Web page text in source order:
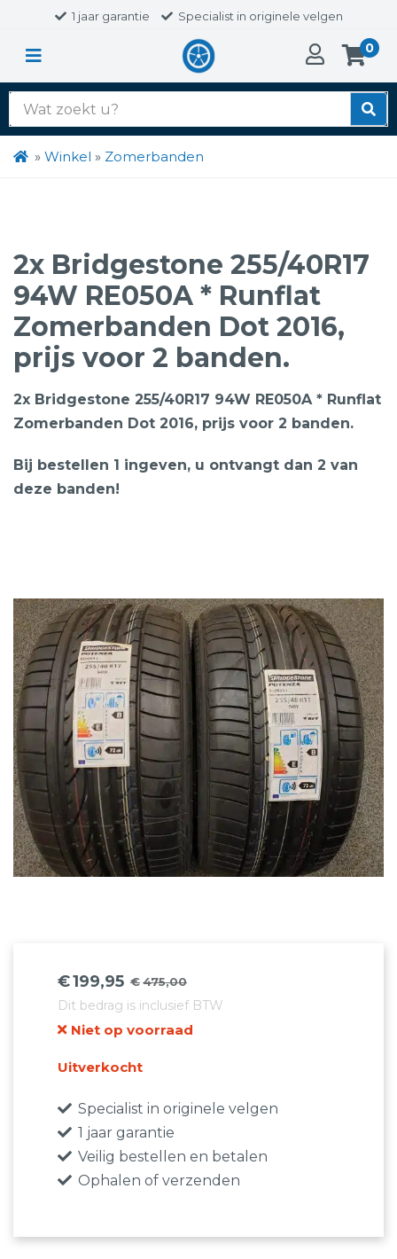
1 jaar garantie Specialist in originele velgen
0
Zoek
naar:
» Winkel » Zomerbanden
2x Bridgestone 255/40R17
94W RE050A * Runflat
Zomerbanden Dot 2016,
prijs voor 2 banden.
2x Bridgestone 255/40R17 94W RE050A * Runflat
Zomerbanden Dot 2016, prijs voor 2 banden.
Bij bestellen 1 ingeven, u ontvangt dan 2 van
deze banden!
€475,00
Oorspronkelijke
prijs
was:
€475,00.
€199,95
Huidige
prijs
is:
€199,95.
Dit bedrag is inclusief BTW
Niet op voorraad
Uitverkocht
Specialist in originele velgen
1 jaar garantie
Veilig bestellen en betalen
Ophalen of verzenden